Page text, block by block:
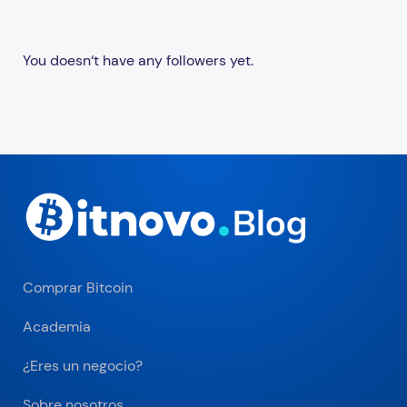
You doesn‘t have any followers yet.
Comprar Bitcoin
Academia
¿Eres un negocio?